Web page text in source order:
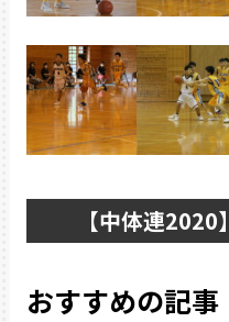
【中体連
おすすめの記事